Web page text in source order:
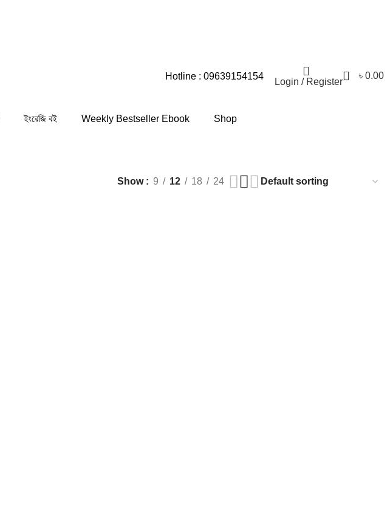
Hotline : 09639154154
Login / Register
0 ৳ 0.00
ইংরেজি বই Weekly Bestseller Ebook Shop
Show 9 12 18 24